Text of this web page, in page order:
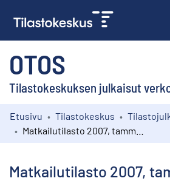
OTOS
Tilastokeskuksen julkaisut
Kokoelmat
Etusivu Tilastokeskus
Matkailutilasto 2007,